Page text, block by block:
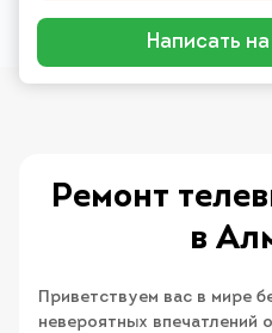
Написать
Ремонт
в
Приветствуем вас в мире
невероятных впечатлений